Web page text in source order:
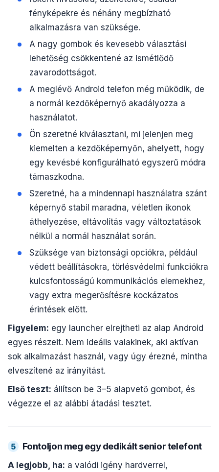
fényképekre és néhány megbízható
alkalmazásra van szüksége.
A nagy gombok és kevesebb választási
lehetőség csökkentené az ismétlődő
zavarodottságot.
A meglévő Android telefon még működik, de
a normál kezdőképernyő akadályozza a
használatot.
Ön szeretné kiválasztani, mi jelenjen meg
kiemelten a kezdőképernyőn, ahelyett, hogy
egy kevésbé konfigurálható egyszerű módra
támaszkodna.
Szeretné, ha a mindennapi használatra szánt
képernyő stabil maradna, véletlen ikonok
áthelyezése, eltávolítás vagy változtatások
nélkül a normál használat során.
Szüksége van biztonsági opciókra, például
védett beállításokra, törlésvédelmi funkciókra
kulcsfontosságú kommunikációs elemekhez,
vagy extra megerősítésre kockázatos
érintések előtt.
Figyelem: egy launcher elrejtheti az alap Android
egyes részeit. Nem ideális valakinek, aki aktívan
sok alkalmazást használ, vagy úgy érezné, mintha
elveszítené az irányítást.
Első teszt: állítson be 3–5 alapvető gombot, és
végezze el az alábbi átadási tesztet.
5 Fontoljon meg egy dedikált senior telefont
A legjobb, ha: a valódi igény hardverrel,